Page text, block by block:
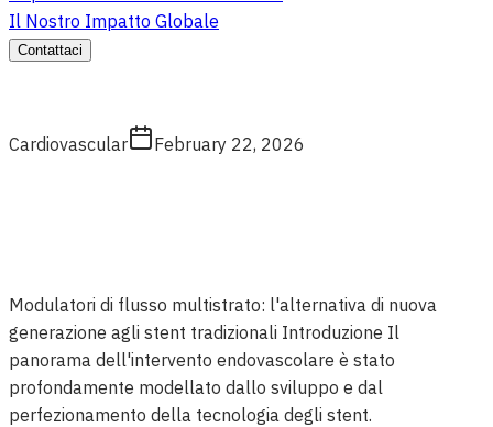
Il Nostro Impatto Globale
Contattaci
Cardiovascular February 22, 2026
Modulatori di flusso multistrato: l'alternativa di nuova
generazione agli stent tradizionali Introduzione Il
panorama dell'intervento endovascolare è stato
profondamente modellato dallo sviluppo e dal
perfezionamento della tecnologia degli stent.